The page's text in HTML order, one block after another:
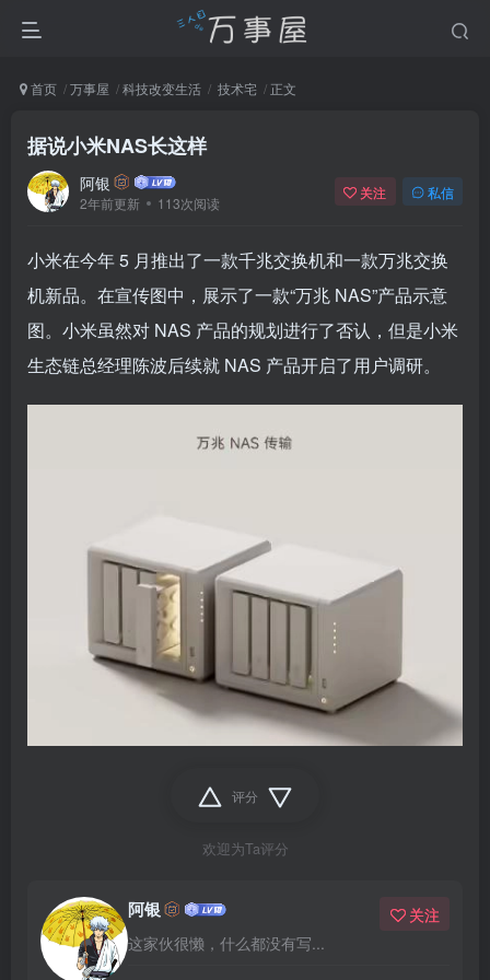
首页 万事屋 科技改变生活 技术宅 正文
据说小米NAS长这样
阿银
2年前更新 113次阅读
关注 私信
小米在今年 5 月推出了一款千兆交换机和一款万兆交换
机新品。在宣传图中，展示了一款“万兆 NAS”产品示意
图。小米虽然对 NAS 产品的规划进行了否认，但是小米
生态链总经理陈波后续就 NAS 产品开启了用户调研。
评分
欢迎为Ta评分
阿银
这家伙很懒，什么都没有写...
关注